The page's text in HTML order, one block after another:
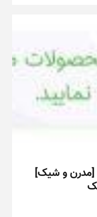
[مدرن و شیک]